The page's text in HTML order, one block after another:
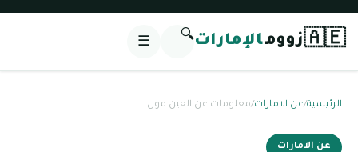
🇦🇪زوومالإمارات🔍
☰
الرئيسية/عن الامارات/معلومات عن العين مول
عن الامارات